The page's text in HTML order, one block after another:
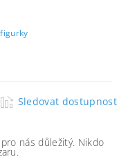
Sledovat dostupnost
nás důležitý. Nikdo